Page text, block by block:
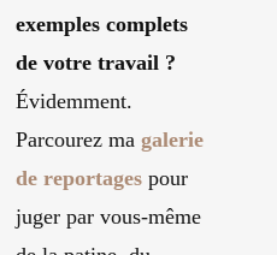
exemples complets
de votre travail ?
Évidemment.
Parcourez ma galerie
de reportagespour
juger par vous-même